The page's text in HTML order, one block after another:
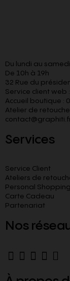
Du lundi au samedi
De 10h à 19h
32 Rue du
Service client web
Accueil boutique :
Atelier de
Services
Service Client
Ateliers de
Personal Shopping
Carte Cadeau
Partenariat
Nos